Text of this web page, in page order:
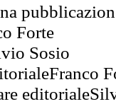
Forte
Sosio